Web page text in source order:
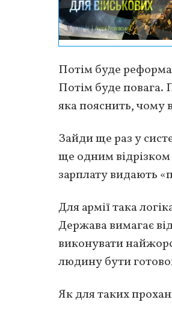
Потім буде
Потім буде повага.
яка пояснить, чому
Зайди ще раз у
ще одним
зарплату видають
Для армії така
Держава вимагає
виконувати
людину бути
Як для таких